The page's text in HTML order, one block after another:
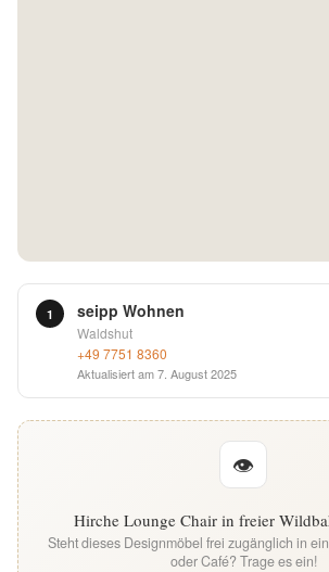
Deutsch
1 seipp Wohnen
Waldshut
+49 7751 8360
Aktualisiert am7. August 2025
👁
Hirche Lounge Chair in freier
Steht dieses Designmöbel frei zugänglich in
oder Café? Trage es ein!